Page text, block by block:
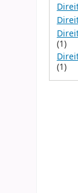
(1)
(1)